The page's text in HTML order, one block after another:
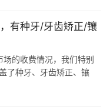
有种牙/牙齿矫正/镶
的收费情况，我们特别
了种牙、牙齿矫正、镶